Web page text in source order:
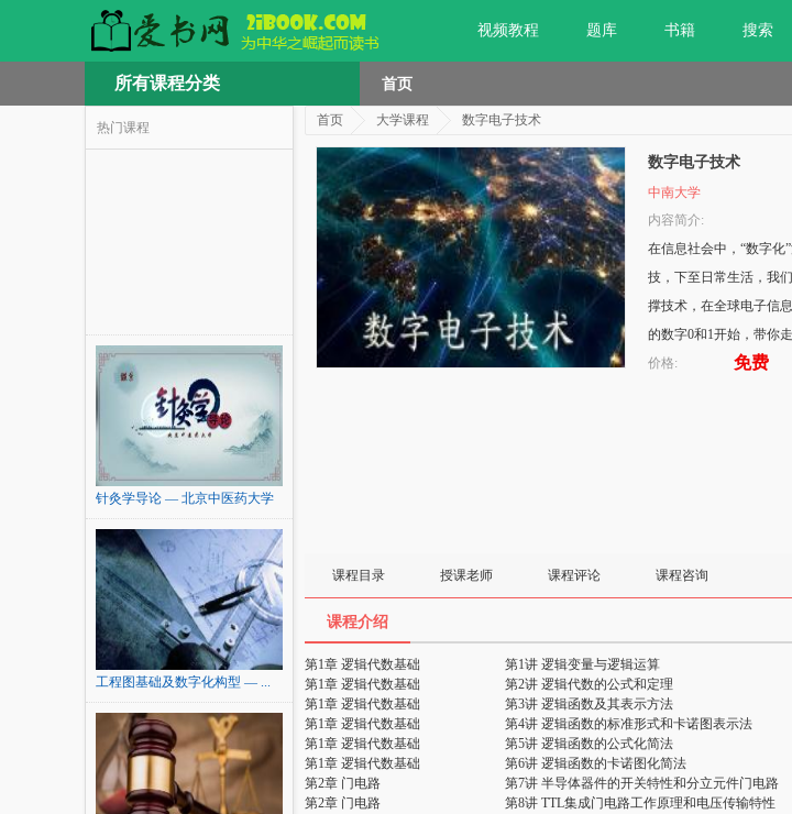
视频教程 题库 书籍 搜索
所有课程分类 首页
热门课程
针灸学导论 — 北京中医药大学
工程图基础及数字化构型 — ...
首页 大学课程 数字电子技术
数字电子技术
中南大学
内容简介:
在信息社会中，“数字化
技，下至日常生活，我
撑技术，在全球电子信
的数字0和1开始，带你
价格:
免费
课程目录 授课老师 课程评论 课程咨询
课程介绍
第1章 逻辑代数基础 第1讲 逻辑变量与逻辑运算
第1章 逻辑代数基础
第2讲 逻辑代数的公式和定理
第1章 逻辑代数基础
第3讲 逻辑函数及其表示方法
第1章 逻辑代数基础
第4讲 逻辑函数的标准形式和卡诺图表示法
第1章 逻辑代数基础
第5讲 逻辑函数的公式化简法
第1章 逻辑代数基础
第6讲 逻辑函数的卡诺图化简法
第2章 门电路
第7讲 半导体器件的开关特性和分立元件门电路
第2章 门电路
第8讲 TTL集成门电路工作原理和电压传输特性